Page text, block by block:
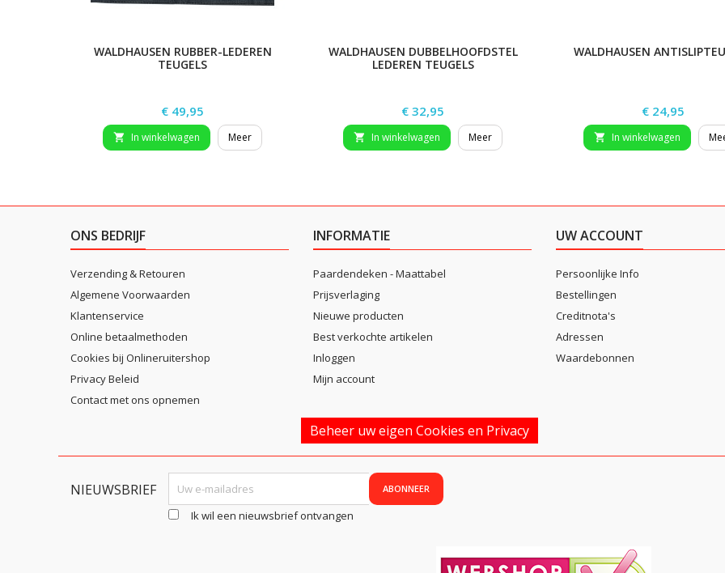
WALDHAUSEN RUBBER-LEDEREN
TEUGELS
Prijs
€ 49,95
 In winkelwagen Meer
WALDHAUSEN DUBBELHOOFDSTEL
LEDEREN TEUGELS
Prijs
€ 32,95
 In winkelwagen Meer
WALDHAUSEN
Prijs
€ 24,95
 In winkelwagen
ONS BEDRIJF
Verzending & Retouren
Algemene Voorwaarden
Klantenservice
Online betaalmethoden
Cookies bij Onlineruitershop
Privacy Beleid
Contact met ons opnemen
INFORMATIE
Paardendeken - Maattabel
Prijsverlaging
Nieuwe producten
Best verkochte artikelen
Inloggen
Mijn account
UW ACCOUNT
Persoonlijke Info
Bestellingen
Creditnota's
Adressen
Waardebonnen
Beheer uw eigen Cookies en Privacy
NIEUWSBRIEF
Ik wil een nieuwsbrief ontvangen